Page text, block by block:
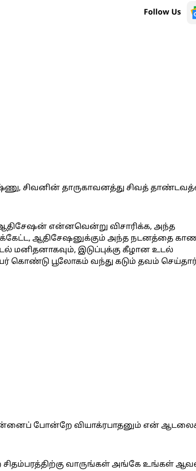
Follow Us
சிவனின் தாருகாவனத்து சிவத்
என்னவென்று விசாரிக்க, அந்த
ஆதிசேஷனுக்கும் அந்த நடனத்தை
மனிதனாகவும், இடுப்புக்கு கீழான உடல்
கொண்டு பூலோகம் வந்து கடும் தவம்
போன்றே வியாக்ரபாதனும் என்
வாருங்கள் அங்கே உங்கள்